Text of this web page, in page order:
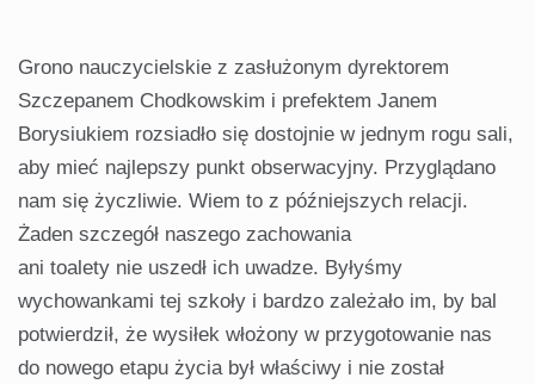
Grono nauczycielskie z zasłużonym dyrektorem
Szczepanem Chodkowskim i prefektem Janem
Borysiukiem rozsiadło się dostojnie w jednym rogu sali,
aby mieć najlepszy punkt obserwacyjny. Przyglądano
nam się życzliwie. Wiem to z późniejszych relacji.
Żaden szczegół naszego zachowania
ani toalety nie uszedł ich uwadze. Byłyśmy
wychowankami tej szkoły i bardzo zależało im, by bal
potwierdził, że wysiłek włożony w przygotowanie nas
do nowego etapu życia był właściwy i nie został